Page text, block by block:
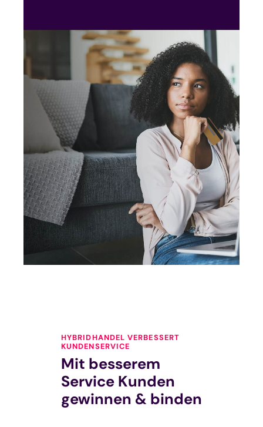
HYBRIDHANDEL VERBESSERT
KUNDENSERVICE
Mit besserem
Service Kunden
gewinnen & binden